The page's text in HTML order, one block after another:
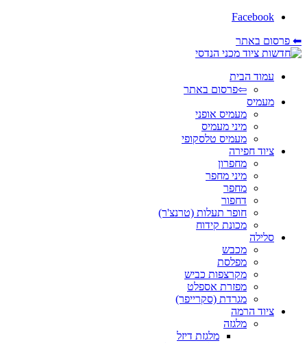
Facebook
⬅ פרסום באתר
עמוד הבית
⇦פרסום באתר
מעמיס
מעמיס אופני
מיני מעמיס
מעמיס טלסקופי
ציוד חפירה
מחפרון
מיני מחפר
מחפר
דחפור
חופר תעלות (טרנצ'ר)
מכונת קידוח
סלילה
מכבש
מפלסת
מקרצפות כביש
מפזרת אספלט
מגרדת (סקרייפר)
ציוד הרמה
מלגזה
מלגזת דיזל